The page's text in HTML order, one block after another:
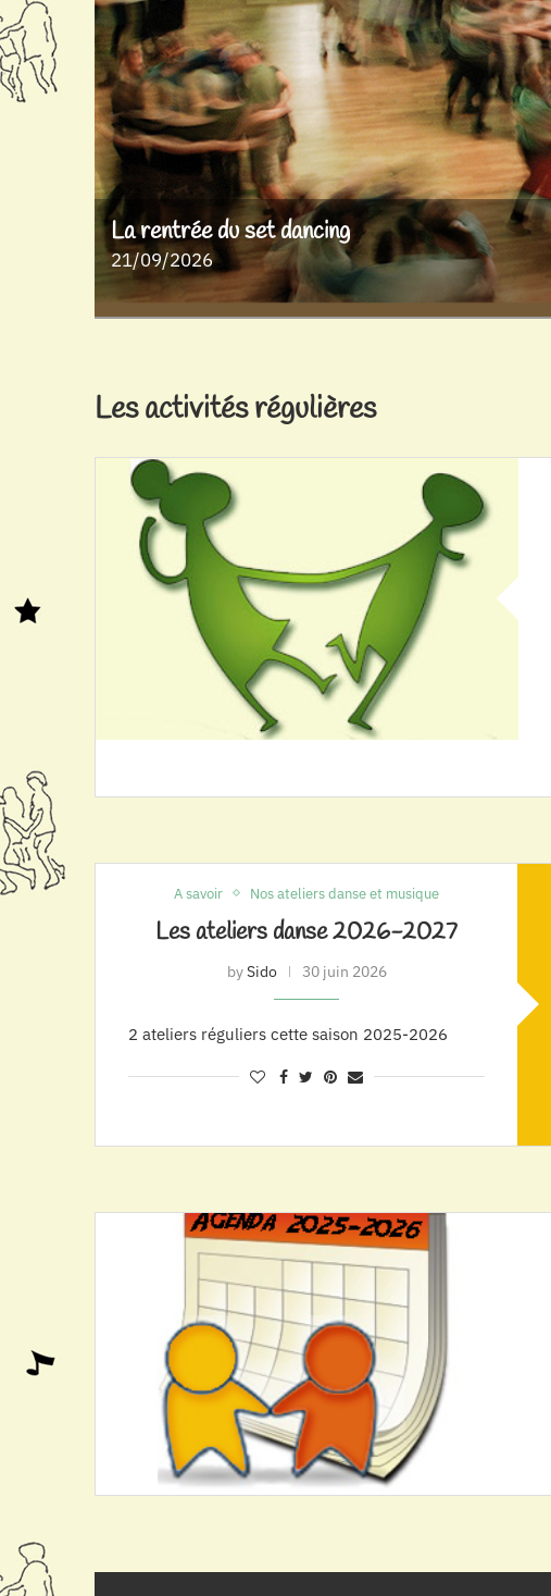
La rentrée du set dancing
21/09/2026
Les activités régulières
A savoir Nos ateliers danse et musique
Les ateliers danse 2026-2027
bySido 30 juin 2026
2 ateliers réguliers cette saison 2025-2026